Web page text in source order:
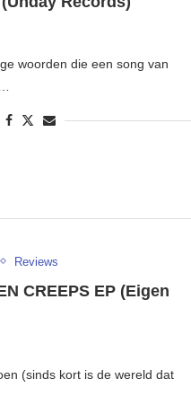
woorden die een song van
Reviews
CREEPS EP (Eigen
(sinds kort is de wereld dat